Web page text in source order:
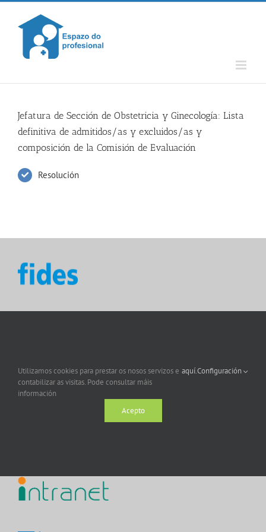
Skip
content
Jefatura de Sección de Obstetricia y Ginecología: Lista
definitiva de admitidos/as y excluidos/as y
composición de la Comisión de Evaluación
Resolución
Utilizamos cookies para prestar os nosos servizos e
contabilizar as visitas. Pode consultar máis
información
aquí.Configuración
Acepto